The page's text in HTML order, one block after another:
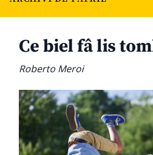
Ce biel fâ lis
Roberto Meroi